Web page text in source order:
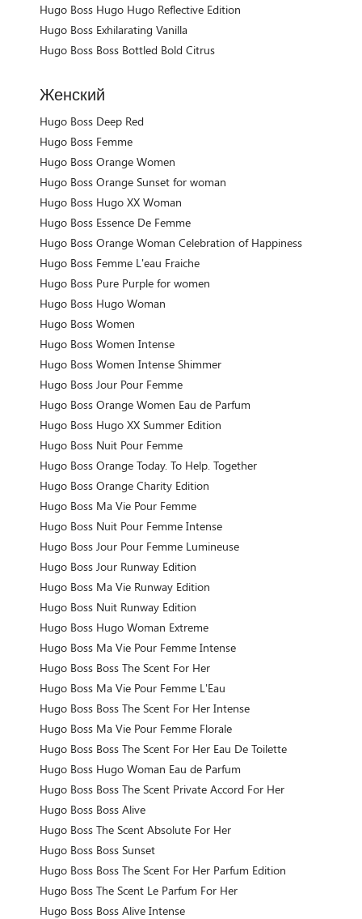
Hugo Boss Hugo Hugo Reflective Edition
Hugo Boss Exhilarating Vanilla
Hugo Boss Boss Bottled Bold Citrus
Женский
Hugo Boss Deep Red
Hugo Boss Femme
Hugo Boss Orange Women
Hugo Boss Orange Sunset for woman
Hugo Boss Hugo XX Woman
Hugo Boss Essence De Femme
Hugo Boss Orange Woman Celebration of Happiness
Hugo Boss Femme L'eau Fraiche
Hugo Boss Pure Purple for women
Hugo Boss Hugo Woman
Hugo Boss Women
Hugo Boss Women Intense
Hugo Boss Women Intense Shimmer
Hugo Boss Jour Pour Femme
Hugo Boss Orange Women Eau de Parfum
Hugo Boss Hugo XX Summer Edition
Hugo Boss Nuit Pour Femme
Hugo Boss Orange Today. To Help. Together
Hugo Boss Orange Charity Edition
Hugo Boss Ma Vie Pour Femme
Hugo Boss Nuit Pour Femme Intense
Hugo Boss Jour Pour Femme Lumineuse
Hugo Boss Jour Runway Edition
Hugo Boss Ma Vie Runway Edition
Hugo Boss Nuit Runway Edition
Hugo Boss Hugo Woman Extreme
Hugo Boss Ma Vie Pour Femme Intense
Hugo Boss Boss The Scent For Her
Hugo Boss Ma Vie Pour Femme L'Eau
Hugo Boss Boss The Scent For Her Intense
Hugo Boss Ma Vie Pour Femme Florale
Hugo Boss Boss The Scent For Her Eau De Toilette
Hugo Boss Hugo Woman Eau de Parfum
Hugo Boss Boss The Scent Private Accord For Her
Hugo Boss Boss Alive
Hugo Boss The Scent Absolute For Her
Hugo Boss Boss Sunset
Hugo Boss Boss The Scent For Her Parfum Edition
Hugo Boss The Scent Le Parfum For Her
Hugo Boss Boss Alive Intense